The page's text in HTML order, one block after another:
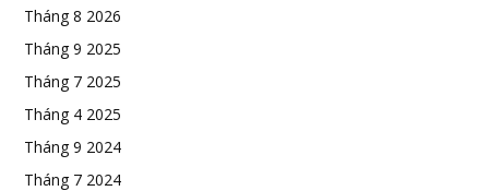
Tháng 8 2026
Tháng 9 2025
Tháng 7 2025
Tháng 4 2025
Tháng 9 2024
Tháng 7 2024